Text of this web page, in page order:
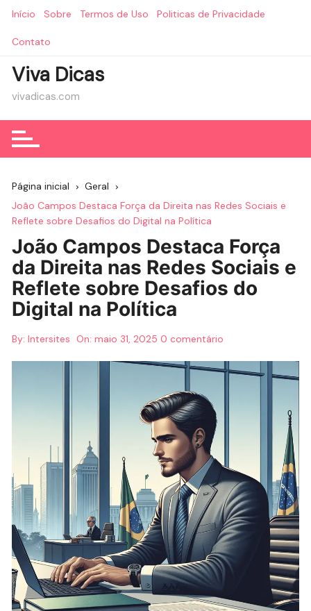
Início Sobre Termos de Uso Politicas de Privacidade
Contato
Viva Dicas
vivadicas.com
Página inicial
Geral
João Campos Destaca Força da Direita nas Redes Sociais e
Reflete sobre Desafios do Digital na Política
João Campos Destaca Força
da Direita nas Redes Sociais e
Reflete sobre Desafios do
Digital na Política
By: Intersites On:maio 31, 2025 0 comentário